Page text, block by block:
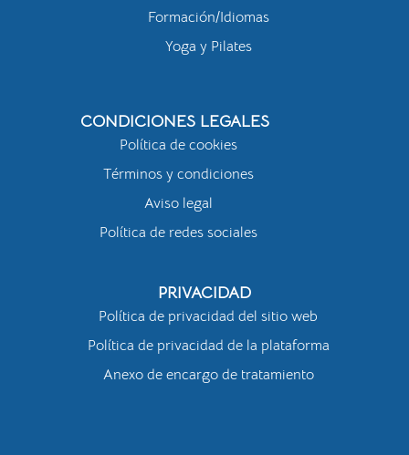
Formación/Idiomas
Yoga y Pilates
CONDICIONES LEGALES
Política de cookies
Términos y condiciones
Aviso legal
Política de redes sociales
PRIVACIDAD
Política de privacidad del sitio web
Política de privacidad de la plataforma
Anexo de encargo de tratamiento